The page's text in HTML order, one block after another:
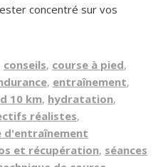
concentré sur vos
conseils, course à pied,
, entraînement,
10 km, hydratation,
réalistes,
d'entraînement
et récupération, séances